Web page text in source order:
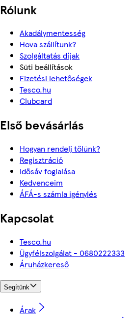
Rólunk
Akadálymentesség
Hova szállítunk?
Szolgáltatás díjak
Süti beállítások
Fizetési lehetőségek
Tesco.hu
Clubcard
Első bevásárlás
Hogyan rendelj tőlünk?
Regisztráció
Idősáv foglalása
Kedvenceim
ÁFÁ-s számla igénylés
Kapcsolat
Tesco.hu
Ügyfélszolgálat - 0680222333
Áruházkereső
Segítünk
Árak